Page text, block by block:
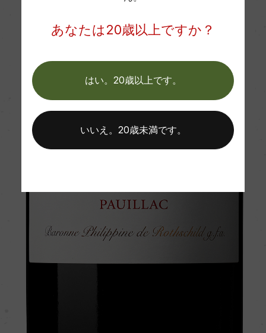
あなたは20歳以上ですか？
はい。20歳以上です。
いいえ。20歳未満です。